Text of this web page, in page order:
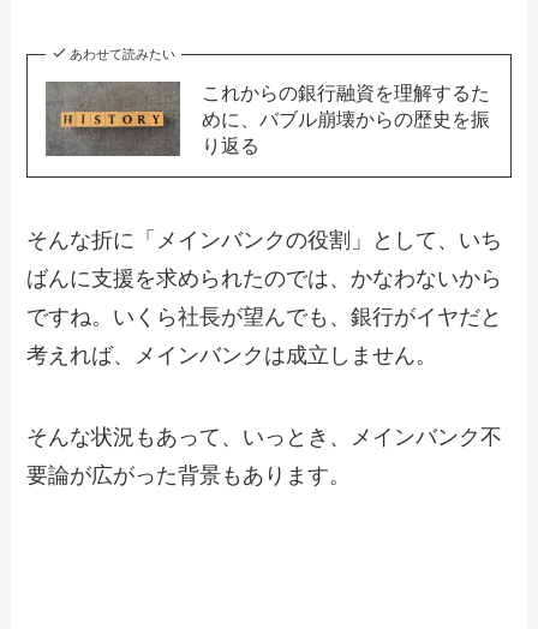
あわせて読みたい
これからの銀行融資を理解するた
めに、バブル崩壊からの歴史を振
り返る
そんな折に「メインバンクの役割」として、いち
ばんに支援を求められたのでは、かなわないから
ですね。いくら社長が望んでも、銀行がイヤだと
考えれば、メインバンクは成立しません。
そんな状況もあって、いっとき、メインバンク不
要論が広がった背景もあります。